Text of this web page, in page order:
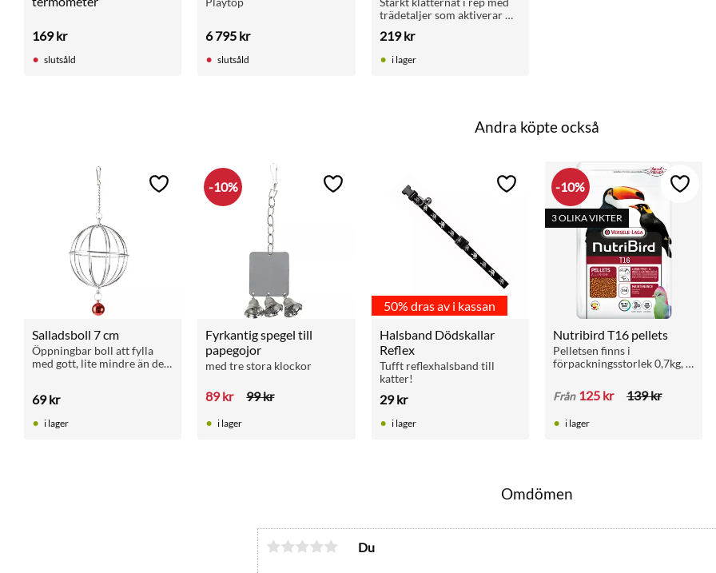
169kr
slutsåld
6 795 kr
slutsåld
trädetaljer som aktiverar
bur eller voljär.
219kr
i lager
Andra köpte också
Salladsboll 7 cm
Öppningbar boll att fylla
med gott, lite mindre än den
69kr
Lägg till i favoriter
i lager
Fyrkantig spegel till
papegojor
med tre stora klockor
89kr 99kr
10% Lägg till i favoriter
i lager
50% dras av i kassan
Halsband Dödskallar
Reflex
Tufft reflexhalsband till
katter!
29kr
Lägg till i favoriter
i lager
Nutribird T16 pellets
Pelletsen finns i
förpackningsstorlek 0,7kg,
Från 125kr 139kr
10%
3 OLIKA VIKTER
Lägg
i lager
Omdömen
Du